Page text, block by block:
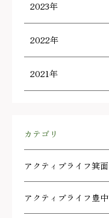
2023年
2022年
2021年
カテゴリ
アクティブライフ箕面
アクティブライフ豊中